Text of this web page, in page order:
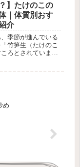
】たけのこの
｜体質別おす
介
季節が進んでいる
竹笋生（たけのこ
ろとされていま
め